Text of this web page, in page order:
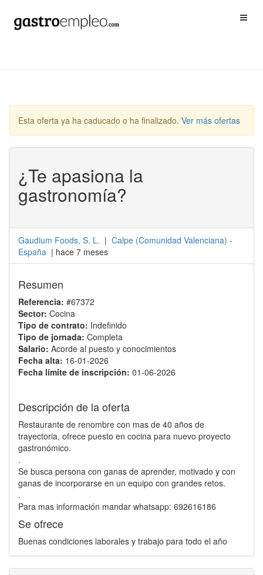
Esta oferta ya ha caducado o ha finalizado. Ver más ofertas
¿Te apasiona la
gastronomía?
Gaudium Foods, S. L. | Calpe (Comunidad Valenciana) -
España | hace 7 meses
Resumen
Referencia: #67372
Sector: Cocina
Tipo de contrato: Indefinido
Tipo de jornada: Completa
Salario: Acorde al puesto y conocimientos
Fecha alta: 16-01-2026
Fecha límite de inscripción: 01-06-2026
Descripción de la oferta
Restaurante de renombre con mas de 40 años de
trayectoria, ofrece puesto en cocina para nuevo proyecto
gastronómico.
.
Se busca persona con ganas de aprender, motivado y con
ganas de incorporarse en un equipo con grandes retos.
.
Para mas información mandar whatsapp: 692616186
Se ofrece
Buenas condiciones laborales y trabajo para todo el año